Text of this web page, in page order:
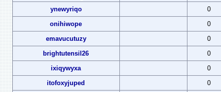
ynewyriqo
0
onihiwope
0
emavucutuzy
0
brightutensil26
0
ixiqywyxa
0
itofoxyjuped
0